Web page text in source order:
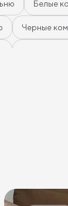
Белые
Черные